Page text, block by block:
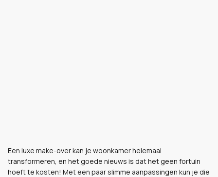
Een luxe make-over kan je woonkamer helemaal
transformeren, en het goede nieuws is dat het geen fortuin
hoeft te kosten! Met een paar slimme aanpassingen kun je die